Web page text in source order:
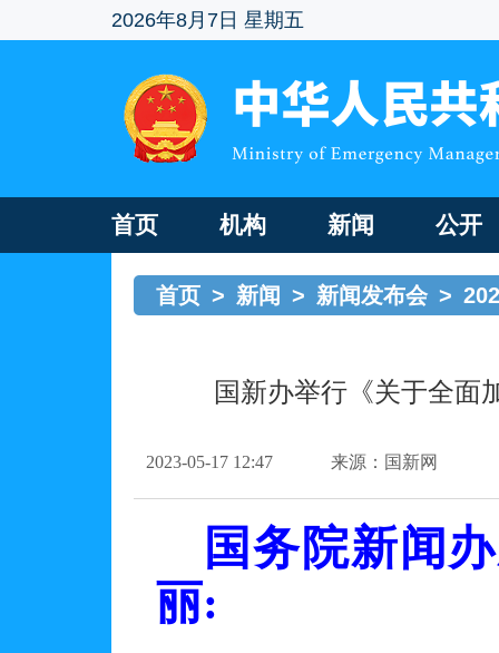
2026年8月7日 星期五
首页 机构 新闻 公开
首页 > 新闻 > 新闻发布会 >
国新办举行《关于全面
2023-05-17 12:47 来源：国新网
国务院新闻
丽: